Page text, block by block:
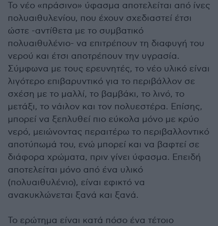
Το νέο «πράσινο» ύφασμα αποτελείται από ίνες
πολυαιθυλενίου, που έχουν σχεδιαστεί έτσι
ώστε -αντίθετα με το συμβατικό
πολυαιθυλένιο- να επιτρέπουν τη διαφυγή του
νερού και έτσι αποτρέπουν την υγρασία.
Σύμφωνα με τους ερευνητές, το νέο υλικό είναι
λιγότερο επιβαρυντικό για το περιβάλλον σε
σχέση με το μαλλί, το βαμβάκι, το λινό, το
μετάξι, το νάιλον και τον πολυεστέρα. Επίσης,
μπορεί να ξεπλυθεί πιο εύκολα μόνο με κρύο
νερό, μειώνοντας περαιτέρω το περιβαλλοντικό
αποτύπωμά του, ενώ μπορεί και να βαφτεί σε
διάφορα χρώματα, πριν γίνει ύφασμα. Επειδή
αποτελείται μόνο από ένα υλικό
(πολυαιθυλένιο), είναι εφικτό να
ανακυκλώνεται ξανά και ξανά.
Το ερώτημα είναι κατά πόσο ένα τέτοιο